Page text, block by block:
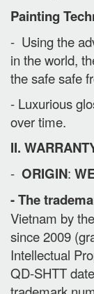
Painting
- Using the
in the world,
the safe safe
- Luxurious
over time.
II.
- ORIGIN:
- The
Vietnam by
since 2009
Intellectual
QD-SHTT